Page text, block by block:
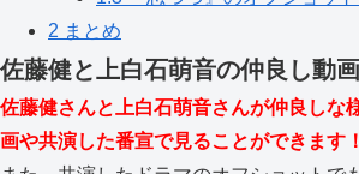
2 まとめ
佐藤健と上白石萌音の仲良し動画
佐藤健さんと上白石萌音さんが仲良しな
画や共演した番宣で見ることができます！